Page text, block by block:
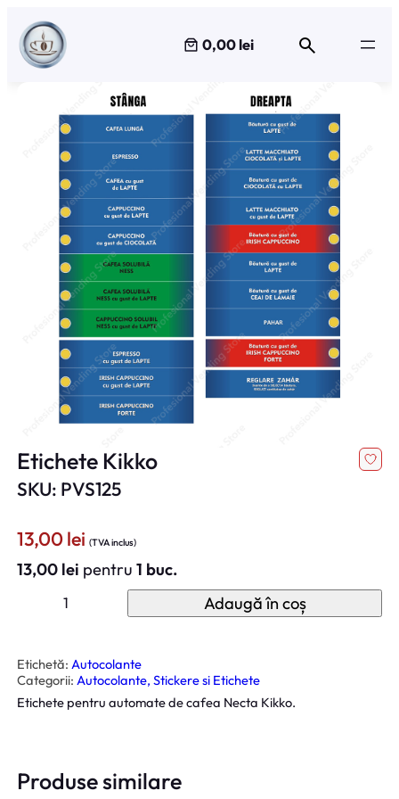
Sari
conținut
0,00 lei
Etichete Kikko
SKU: PVS125
13,00lei (TVA inclus)
13,00 lei pentru1 buc.
t
a
t
e
E
e
t
e
Adaugă în coș
Etichetă:Autocolante
Categorii:Autocolante, Stickere si Etichete
Etichete pentru automate de cafea Necta Kikko.
Produse similare